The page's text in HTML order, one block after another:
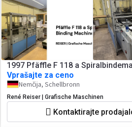
1997 Pfäffle F 118 a
Vprašajte za ceno
Nemčija, Schellbronn
René Reiser | Grafische Maschinen
Kontaktirajte